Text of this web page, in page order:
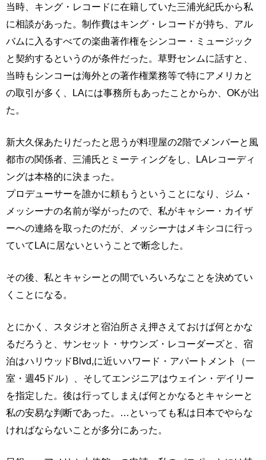
当時、キング・レコードに在籍していた三浦光紀氏から私
に相談があった。制作費はキング・レコードが持ち、アル
バムに入るすべての楽曲著作権をシンコー・ミュージック
と契約するというのが条件だった。草野センムに話すと、
当時もシンコーは海外との著作権業務等で特にアメリカと
の取引が多く、LAには事務所もあったことからか、OKが出
た。
新大久保あたりだったと思うが料理屋の2階でメンバーと風
都市の関係者、三浦氏とミーティングをし、LAレコーディ
ングは本格的に決まった。
プロデューサーを誰かに頼もうということになり、ジム・
メッシーナの名前が挙がったので、私がキャシー・カイザ
ーへの連絡を取ったのだが、メッシーナはメキシコに行っ
ていてLAに居ないということで断念した。
その後、私とキャシーとの間でいろいろなことを決めてい
くことになる。
とにかく、スタジオと宿泊所さえ押さえておけば何とかな
るだろうと、サンセット・サウンズ・レコーダーズと、宿
泊はハリウッドBlvd,に近いハワード・アパートメント（一
室・週45ドル）、そしてエンジニアはウェイン・デイリー
を指定した。後は行ってしまえば何とかなるとキャシーと
私の安易な判断であった。…といっても私は日本でやらな
ければならないことが多分にあった。